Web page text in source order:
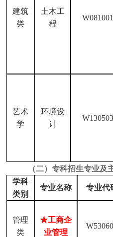
建筑
类
土木工
程
W081001
艺术
学
环境设
计
W130503
（二）专科招生专业及
学科
类别
专业名称 专业代
管理
类
★工商企
业管理